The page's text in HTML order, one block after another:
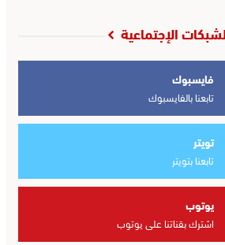
الإجتماعية
فايسبوك
تابعنا بالفايسبوك
تويتر
تابعنا بتويتر
يوتوب
اشترك بقناتنا على يوتوب